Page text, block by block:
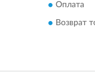
Оплата
Возврат